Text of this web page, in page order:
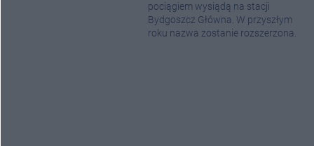
pociągiem wysiądą na stacji
Bydgoszcz Główna. W przyszłym
roku nazwa zostanie rozszerzona.